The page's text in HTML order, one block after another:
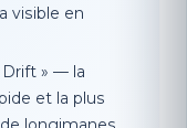
visible en
Drift » — la
et la plus
longimanes